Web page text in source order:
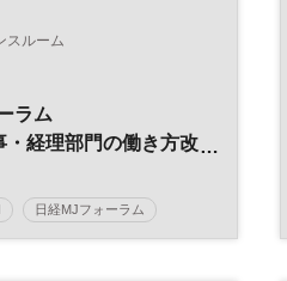
スルーム
ラム
・経理部門の働き方改
時代の経営戦略～
日経MJフォーラム